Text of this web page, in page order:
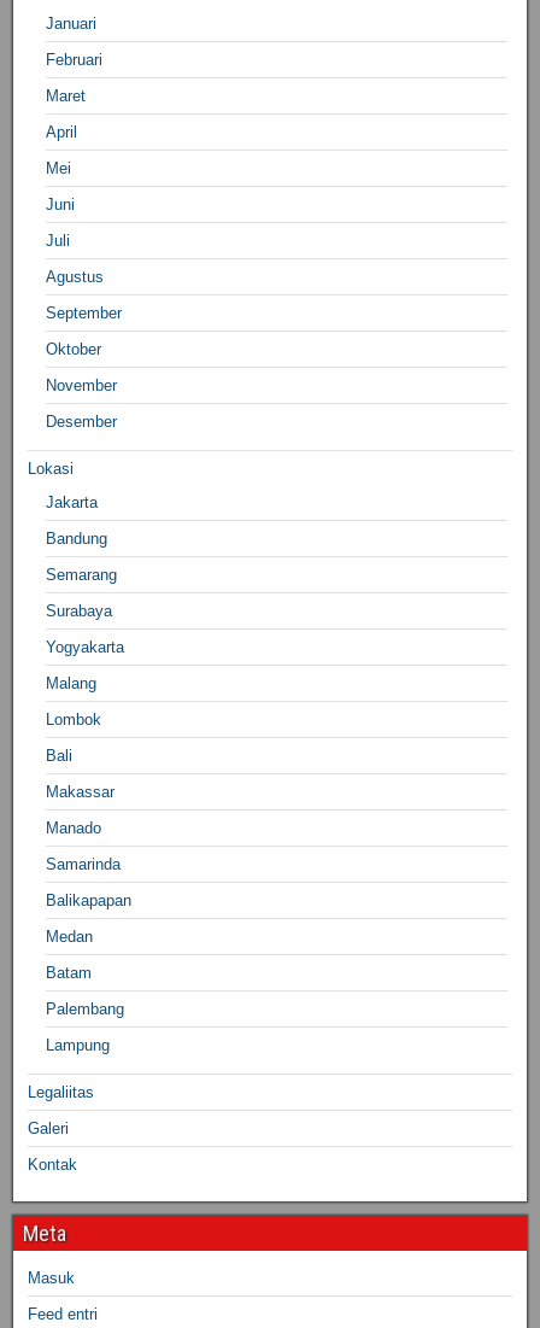
Januari
Februari
Maret
April
Mei
Juni
Juli
Agustus
September
Oktober
November
Desember
Lokasi
Jakarta
Bandung
Semarang
Surabaya
Yogyakarta
Malang
Lombok
Bali
Makassar
Manado
Samarinda
Balikapapan
Medan
Batam
Palembang
Lampung
Legaliitas
Galeri
Kontak
Meta
Masuk
Feed entri